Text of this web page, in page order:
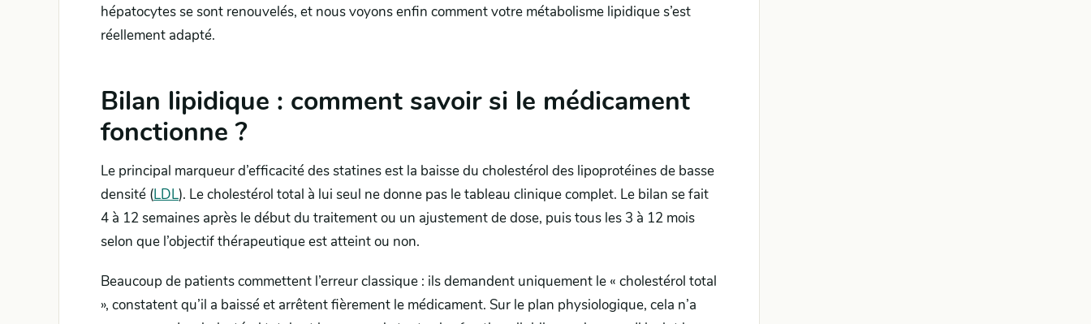
hépatocytes se sont renouvelés, et nous voyons enfin comment votre métabolisme lipidique s’est
réellement adapté.
Bilan lipidique : comment savoir si le médicament
fonctionne ?
Le principal marqueur d’efficacité des statines est la baisse du cholestérol des lipoprotéines de basse
densité (LDL). Le cholestérol total à lui seul ne donne pas le tableau clinique complet. Le bilan se fait
4 à 12 semaines après le début du traitement ou un ajustement de dose, puis tous les 3 à 12 mois
selon que l’objectif thérapeutique est atteint ou non.
Beaucoup de patients commettent l’erreur classique : ils demandent uniquement le « cholestérol total
», constatent qu’il a baissé et arrêtent fièrement le médicament. Sur le plan physiologique, cela n’a